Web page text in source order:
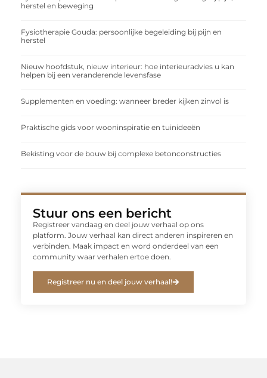
herstel en beweging
Fysiotherapie Gouda: persoonlijke begeleiding bij pijn en
herstel
Nieuw hoofdstuk, nieuw interieur: hoe interieuradvies u kan
helpen bij een veranderende levensfase
Supplementen en voeding: wanneer breder kijken zinvol is
Praktische gids voor wooninspiratie en tuinideeën
Bekisting voor de bouw bij complexe betonconstructies
Stuur ons een bericht
Registreer vandaag en deel jouw verhaal op ons
platform. Jouw verhaal kan direct anderen inspireren en
verbinden. Maak impact en word onderdeel van een
community waar verhalen ertoe doen.
Registreer nu en deel jouw verhaal!